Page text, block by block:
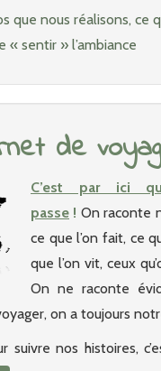
que nous réalisons, ce
« sentir » l’ambiance
de
C’est par ici
passe ! On raconte
ce que l’on fait, ce
que l’on vit, ceux
On ne raconte
on a toujours
suivre nos histoires,